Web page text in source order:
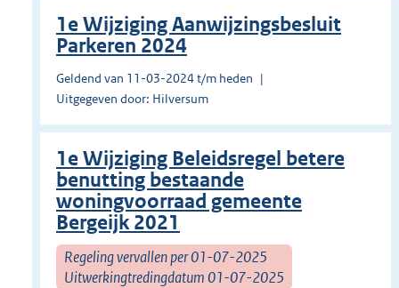
1e Wijziging Aanwijzingsbesluit
Parkeren 2024
Geldend van 11-03-2024 t/m heden
Uitgegeven door: Hilversum
1e Wijziging Beleidsregel betere
benutting bestaande
woningvoorraad gemeente
Bergeijk 2021
Regeling vervallen per 01-07-2025
Uitwerkingtredingdatum 01-07-2025